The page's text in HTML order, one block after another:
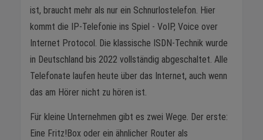
ist, braucht mehr als nur ein Schnurlostelefon. Hier
kommt die IP-Telefonie ins Spiel - VoIP, Voice over
Internet Protocol. Die klassische ISDN-Technik wurde
in Deutschland bis 2022 vollständig abgeschaltet. Alle
Telefonate laufen heute über das Internet, auch wenn
das am Hörer nicht zu hören ist.
Für kleine Unternehmen gibt es zwei Wege. Der erste:
Eine Fritz!Box oder ein ähnlicher Router als